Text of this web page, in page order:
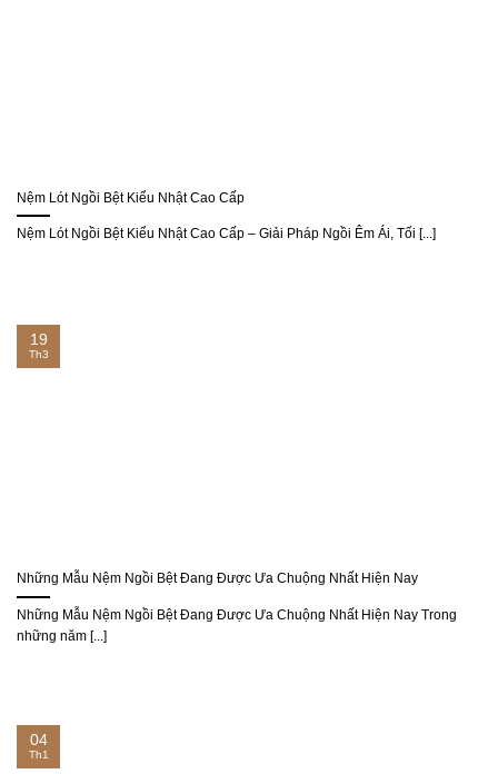
Nệm Lót Ngồi Bệt Kiểu Nhật Cao Cấp
Nệm Lót Ngồi Bệt Kiểu Nhật Cao Cấp – Giải Pháp Ngồi Êm Ái, Tối [...]
Những Mẫu Nệm Ngồi Bệt Đang Được Ưa Chuộng Nhất Hiện Nay
Những Mẫu Nệm Ngồi Bệt Đang Được Ưa Chuộng Nhất Hiện Nay Trong
những năm [...]
19
Th3
04
Th1